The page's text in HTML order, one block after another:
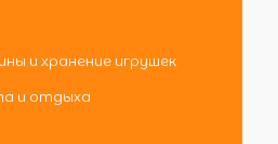
и хранение игрушек
и отдыха